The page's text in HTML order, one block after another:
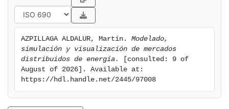
requirements that dictate the state of its components.
The project gives the option to build personalizable
distributed markets and runs simulations over them.
The results can be visualized in a 3D environment
where the user is able to analyze and interact with all
the information.
AZPILLAGA ALDALUR, Martín. Modelado,
simulación y visualización de mercados
distribuidos de energía.
[consulted: 9 of
August of 2026]. Available at:
https://hdl.handle.net/2445/97008